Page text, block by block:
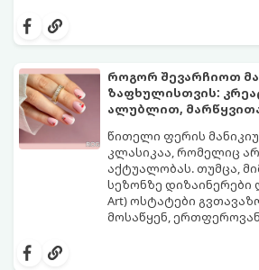
რომელიც
წელს გადაცილებული
ქალბატონის
როგორ შევარჩიოთ
ზაფხულისთვის:
ალუბლით,
წითელი ფერის
კლასიკაა, რომელიც
აქტუალობას. თუმცა,
სეზონზე დიზაინერები
Art) ოსტატები
მოსაწყენ,
წვნიანი და
კლასიკური